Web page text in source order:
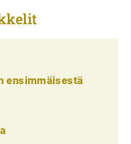
ensimmäisestä